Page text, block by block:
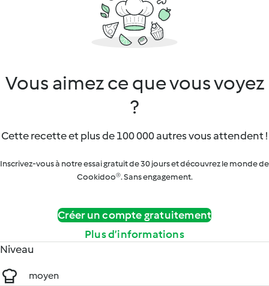
Vous aimez ce que vous voyez
?
Cette recette et plus de 100 000 autres vous attendent !
Inscrivez-vous à notre essai gratuit de 30 jours et découvrez le monde de
Cookidoo®. Sans engagement.
Créer un compte gratuitement
Plus d’informations
Niveau
moyen